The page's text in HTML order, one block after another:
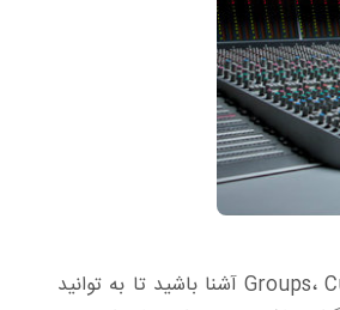
پیش از خرید هر میکسر صدا لازم است با اصطلاحاتی چون کانال، نوار کانال، باس، Groups، Cue System، Direct Output آشنا باشید تا به توانید